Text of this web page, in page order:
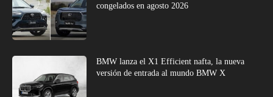
congelados en agosto 2026
BMW lanza el X1 Efficient nafta, la nueva
versión de entrada al mundo BMW X